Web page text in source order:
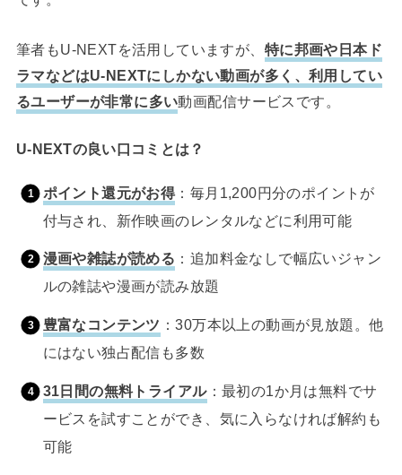
筆者もU-NEXTを活用していますが、 特に邦画や日本ド
ラマなどはU-NEXTにしかない動画が多く、利用してい
るユーザーが非常に多い動画配信サービスです。
U-NEXTの良い口コミとは？
ポイント還元がお得：毎月1,200円分のポイントが
付与され、新作映画のレンタルなどに利用可能
漫画や雑誌が読める ：追加料金なしで幅広いジャン
ルの雑誌や漫画が読み放題
豊富なコンテンツ ：30万本以上の動画が見放題。他
にはない独占配信も多数
31日間の無料トライアル：最初の1か月は無料でサ
ービスを試すことができ、気に入らなければ解約も
可能